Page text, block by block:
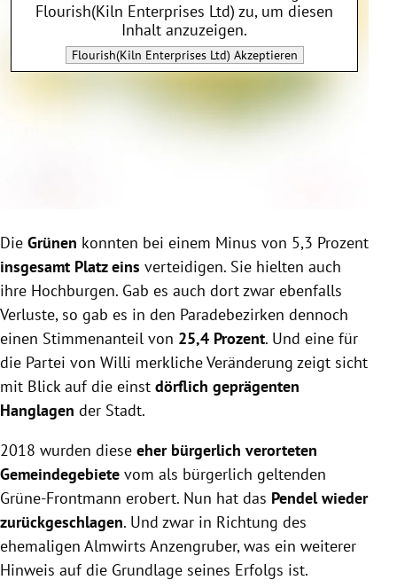
Flourish(Kiln Enterprises Ltd) zu, um diesen
Inhalt anzuzeigen.
Flourish(Kiln Enterprises Ltd) Akzeptieren
Die Grünen konnten bei einem Minus von 5,3 Prozent
insgesamt Platz eins verteidigen. Sie hielten auch
ihre Hochburgen. Gab es auch dort zwar ebenfalls
Verluste, so gab es in den Paradebezirken dennoch
einen Stimmenanteil von 25,4 Prozent. Und eine für
die Partei von Willi merkliche Veränderung zeigt sicht
mit Blick auf die einst dörflich geprägenten
Hanglagen der Stadt.
2018 wurden diese eher bürgerlich verorteten
Gemeindegebiete vom als bürgerlich geltenden
Grüne-Frontmann erobert. Nun hat das Pendel wieder
zurückgeschlagen. Und zwar in Richtung des
ehemaligen Almwirts Anzengruber, was ein weiterer
Hinweis auf die Grundlage seines Erfolgs ist.